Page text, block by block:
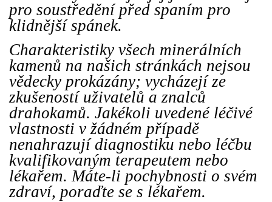
pro soustředění před spaním pro
klidnější spánek.
Charakteristiky všech minerálních
kamenů na našich stránkách nejsou
vědecky prokázány; vycházejí ze
zkušeností uživatelů a znalců
drahokamů. Jakékoli uvedené léčivé
vlastnosti v žádném případě
nenahrazují diagnostiku nebo léčbu
kvalifikovaným terapeutem nebo
lékařem. Máte-li pochybnosti o svém
zdraví, poraďte se s lékařem.